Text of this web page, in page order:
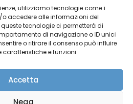
utilizziamo tecnologie come i
o accedere alle informazioni del
tecnologie ci permetterà di
di navigazione o ID unici
o ritirare il consenso può influire
e funzioni.
Accetta
Nega